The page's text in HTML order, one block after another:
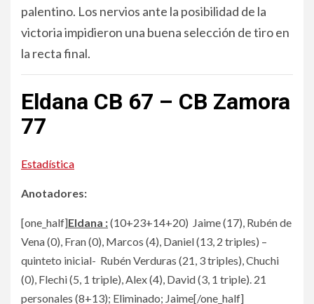
palentino. Los nervios ante la posibilidad de la
victoria impidieron una buena selección de tiro en
la recta final.
Eldana CB 67 – CB Zamora
77
Estadística
Anotadores:
[one_half]Eldana :(10+23+14+20) Jaime (17), Rubén de
Vena (0), Fran (0), Marcos (4), Daniel (13, 2 triples) –
quinteto inicial- Rubén Verduras (21, 3 triples), Chuchi
(0), Flechi (5, 1 triple), Alex (4), David (3, 1 triple). 21
personales (8+13); Eliminado; Jaime[/one_half]